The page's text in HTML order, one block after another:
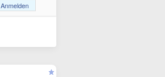
Anmelden